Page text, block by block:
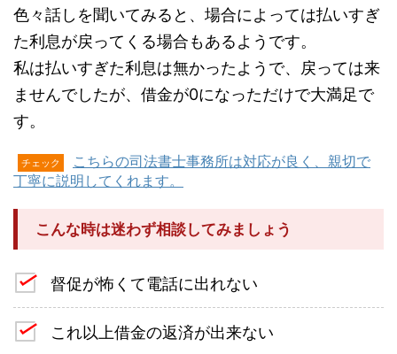
色々話しを聞いてみると、場合によっては払いすぎ
た利息が戻ってくる場合もあるようです。
私は払いすぎた利息は無かったようで、戻っては来
ませんでしたが、借金が0になっただけで大満足で
す。
チェック
こちらの司法書士事務所は対応が良く、親切で
丁寧に説明してくれます。
こんな時は迷わず相談してみましょう
督促が怖くて電話に出れない
これ以上借金の返済が出来ない